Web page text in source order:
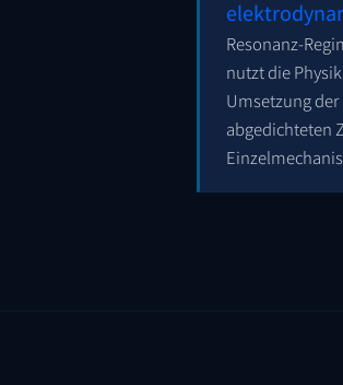
Resonanz-
nutzt die
Umsetzung
abgedichteten